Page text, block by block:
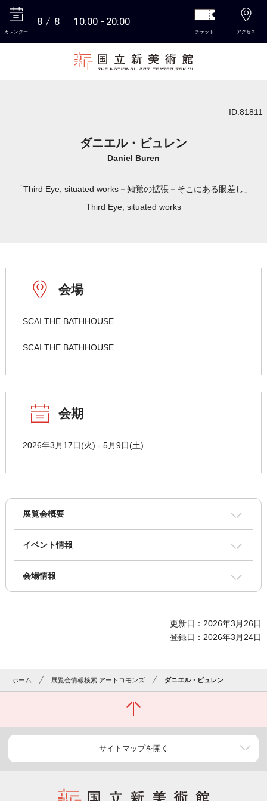
カレンダー
8 8 10:00 20:00
チケット アクセス
ID:81811
ダニエル・ビュレン
Daniel Buren
「Third Eye, situated works－知覚の拡張－そこにある眼差し」
Third Eye, situated works
会場
SCAI THE BATHHOUSE
SCAI THE BATHHOUSE
会期
2026年3月17日(火) - 5月9日(土)
展覧会概要
イベント情報
会場情報
更新日：2026年3月26日
登録日：2026年3月24日
ホーム 展覧会情報検索 アートコモンズ ダニエル・ビュレン
サイトマップを開く